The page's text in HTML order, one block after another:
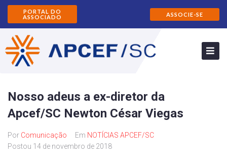
PORTAL DO
ASSOCIADO
ASSOCIE-SE
Nosso adeus a ex-diretor da
Apcef/SC Newton César Viegas
Por Comunicação Em NOTÍCIAS APCEF/SC
Postou 14 de novembro de 2018